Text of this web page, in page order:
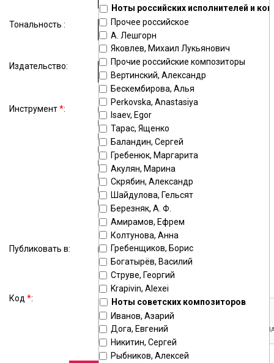
Ноты российских исполнителей и
Прочее российское
А. Лешгорн
Яковлев, Михаил Лукьянович
Прочие российские композиторы
Вертинский, Александр
Бескембирова, Алья
Perkovska, Anastasiya
Isaev, Egor
Тарас, Ященко
Баландин, Сергей
Гребенюк, Маргарита
Акулян, Марина
Скрябин, Александр
Шайдулова, Гельсят
Березняк, А. Ф.
Амирамов, Ефрем
Колтунова, Анна
Гребенщиков, Борис
Богатырёв, Василий
Струве, Георгий
Krapivin, Alexei
Ноты советских композиторов
Иванов, Азарий
Дога, Евгений
Никитин, Сергей
Рыбников, Алексей
Тональность :
Издательство:
Инструмент*: фортепиано
гитара
голос
скрипка
аккордеон
оркестр
домра
домра малая
балалайка
прима
бас
виолончель
хор
гармонь
саксофон альт
труба
Публиковать в:
Код *: